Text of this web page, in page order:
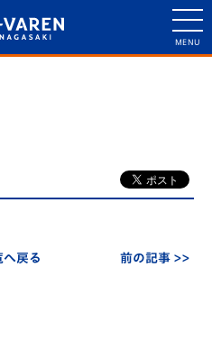
へ戻る 前の記事 >>